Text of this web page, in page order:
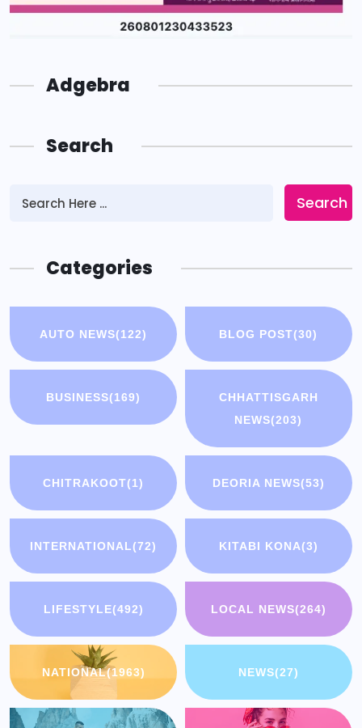
Adgebra
Search
Search
Categories
AUTO NEWS(122) BLOG POST(30)
BUSINESS(169)
CHHATTISGARH
NEWS(203)
CHITRAKOOT(1) DEORIA NEWS(53)
INTERNATIONAL(72) KITABI KONA(3)
LIFESTYLE(492) LOCAL NEWS(264)
NATIONAL(1963) NEWS(27)